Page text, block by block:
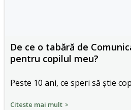
De ce o tabără de
pentru copilul meu?
Peste 10 ani, ce speri să știe
Citeste mai mult